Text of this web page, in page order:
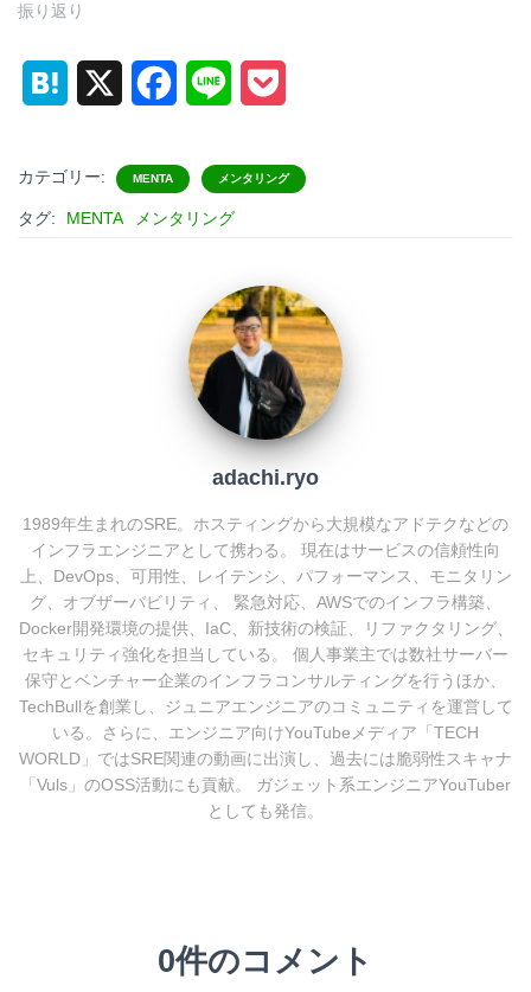
振り返り
t
e
c
e
n
e
c
t
カテゴリー: MENTA メンタリング
タグ: MENTA メンタリング
adachi.ryo
1989年生まれのSRE。ホスティングから大規模なアドテクなどの
インフラエンジニアとして携わる。 現在はサービスの信頼性向
上、DevOps、可用性、レイテンシ、パフォーマンス、モニタリン
グ、オブザーバビリティ、 緊急対応、AWSでのインフラ構築、
Docker開発環境の提供、IaC、新技術の検証、リファクタリング、
セキュリティ強化を担当している。 個人事業主では数社サーバー
保守とベンチャー企業のインフラコンサルティングを行うほか、
TechBullを創業し、ジュニアエンジニアのコミュニティを運営して
いる。さらに、エンジニア向けYouTubeメディア「TECH
WORLD」ではSRE関連の動画に出演し、過去には脆弱性スキャナ
「Vuls」のOSS活動にも貢献。 ガジェット系エンジニアYouTuber
としても発信。
0件のコメント